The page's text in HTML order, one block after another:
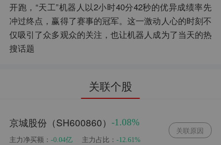
开跑，“天工”机器人以2小时40分42秒的优异成绩率先
冲过终点，赢得了赛事的冠军。这一激动人心的时刻不
仅吸引了众多观众的关注，也让机器人成为了当天的热
搜话题
关联个股
京城股份（SH600860）-1.08%
主力净买额：-0.04亿 主力占比：-12.61%
关联原因